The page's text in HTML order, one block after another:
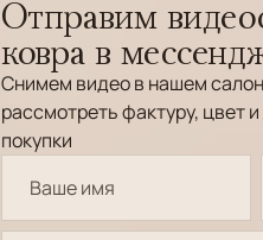
Отправим
ковра в
Снимем видео в нашем
рассмотреть фактуру, цвет
покупки